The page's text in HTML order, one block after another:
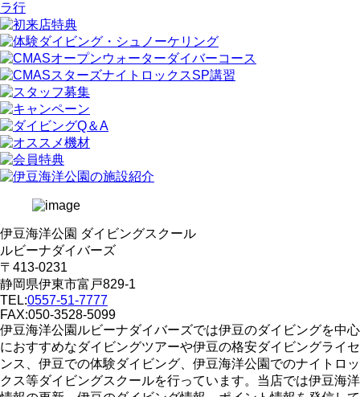
ラ行
伊豆海洋公園 ダイビングスクール
ルビーナダイバーズ
〒413-0231
静岡県伊東市富戸829-1
TEL:0557-51-7777
FAX:050-3528-5099
伊豆海洋公園ルビーナダイバーズでは伊豆のダイビングを中心
におすすめなダイビングツアーや伊豆の格安ダイビングライセ
ンス、伊豆での体験ダイビング、伊豆海洋公園でのナイトロッ
クス等ダイビングスクールを行っています。当店では伊豆海洋